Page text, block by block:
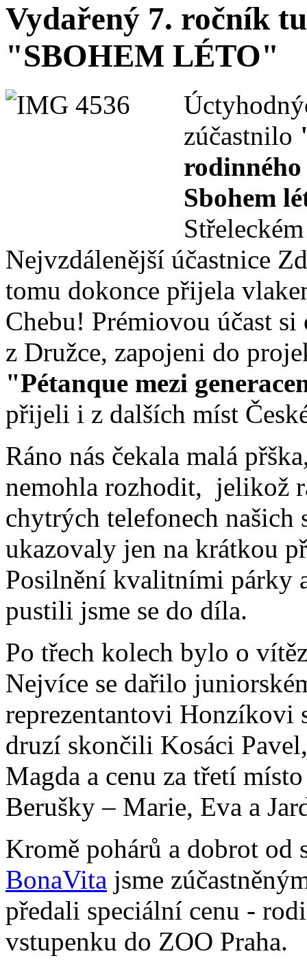
Vydařený 7. ročník
"SBOHEM LÉTO"
zúčastnilo
Sbohem
Nejvzdálenější účastnice
tomu dokonce přijela
Chebu! Prémiovou účast
z Družce, zapojeni do
"Pétanque mezi
přijeli i z dalších míst
Ráno nás čekala malá
nemohla rozhodit, jelikož
chytrých telefonech našich
ukazovaly jen na krátkou
Posilnění kvalitními párky
pustili jsme se do díla.
Po třech kolech bylo o
Nejvíce se dařilo
reprezentantovi Honzíkovi
druzí skončili Kosáci
Magda a cenu za třetí
Berušky – Marie, Eva a
Kromě pohárů a dobrot od
BonaVita jsme
předali speciální cenu -
vstupenku do ZOO Praha.